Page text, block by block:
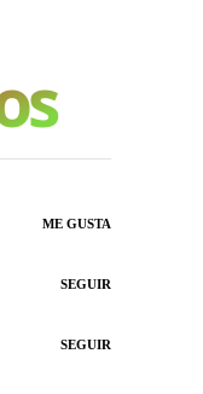
ME GUSTA
SEGUIR
SEGUIR